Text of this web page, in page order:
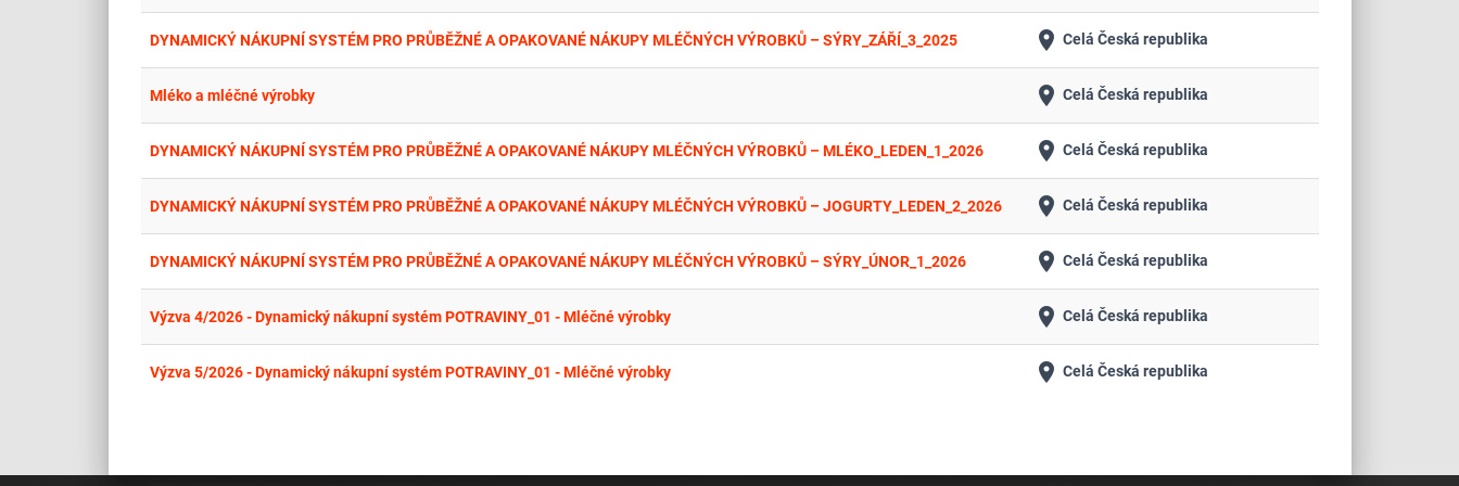
DYNAMICKÝ NÁKUPNÍ SYSTÉM PRO PRŮBĚŽNÉ A OPAKOVANÉ NÁKUPY MLÉČNÝCH VÝROBKŮ – SÝRY_ZÁŘÍ_3_2025 place Celá Česká republika
Mléko a mléčné výrobky place Celá Česká republika
DYNAMICKÝ NÁKUPNÍ SYSTÉM PRO PRŮBĚŽNÉ A OPAKOVANÉ NÁKUPY MLÉČNÝCH VÝROBKŮ – MLÉKO_LEDEN_1_2026 place Celá Česká republika
DYNAMICKÝ NÁKUPNÍ SYSTÉM PRO PRŮBĚŽNÉ A OPAKOVANÉ NÁKUPY MLÉČNÝCH VÝROBKŮ – JOGURTY_LEDEN_2_2026 place Celá Česká republika
DYNAMICKÝ NÁKUPNÍ SYSTÉM PRO PRŮBĚŽNÉ A OPAKOVANÉ NÁKUPY MLÉČNÝCH VÝROBKŮ – SÝRY_ÚNOR_1_2026 place Celá Česká republika
Výzva 4/2026 - Dynamický nákupní systém POTRAVINY_01 - Mléčné výrobky place Celá Česká republika
Výzva 5/2026 - Dynamický nákupní systém POTRAVINY_01 - Mléčné výrobky place Celá Česká republika